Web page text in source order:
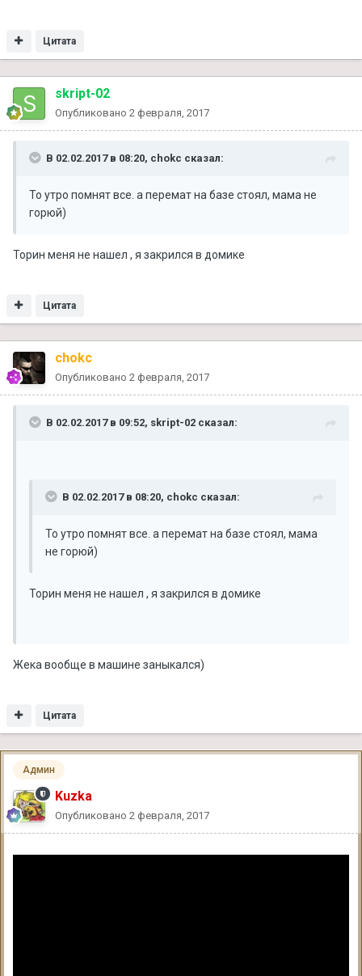
Цитата
skript-02
Опубликовано 2 февраля, 2017
В 02.02.2017 в 08:20, chokc сказал:
То утро помнят все. а перемат на базе стоял, мама не
горюй)
Торин меня не нашел , я закрился в домике
Цитата
chokc
Опубликовано 2 февраля, 2017
В 02.02.2017 в 09:52, skript-02 сказал:
В 02.02.2017 в 08:20, chokc сказал:
То утро помнят все. а перемат на базе стоял, мама
не горюй)
Торин меня не нашел , я закрился в домике
Жека вообще в машине заныкался)
Цитата
Админ
Kuzka
Опубликовано 2 февраля, 2017